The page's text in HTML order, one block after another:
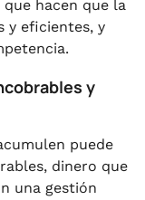
hacen que la
y eficientes, y
y
puede
dinero que
una gestión